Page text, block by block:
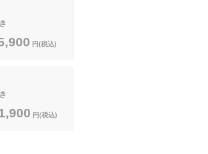
円(税込)
円(税込)